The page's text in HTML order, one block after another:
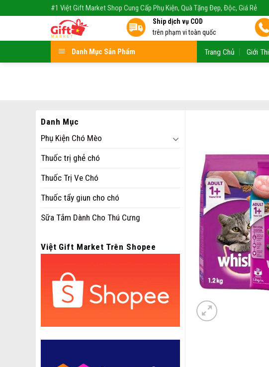
#1 Việt Gift Market Shop Cung Cấp Phụ Kiện, Quà Tặng Đẹp, Độc, Giá Rẻ
Ship dịch vụ COD
trên phạm vi toàn quốc
Danh Mục Sản Phẩm Trang Chủ Giới
Danh Mục
Phụ Kiện Chó Mèo
Thuốc trị ghẻ chó
Thuốc Trị Ve Chó
Thuốc tẩy giun cho chó
Sữa Tắm Dành Cho Thú Cưng
Việt Gift Market Trên Shopee